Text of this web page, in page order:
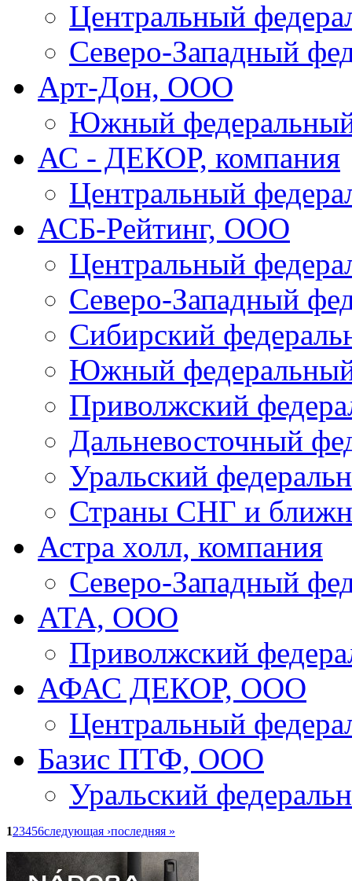
Центральный
Северо-Западный
Арт-Дон, ООО
Южный
АС - ДЕКОР, компания
Центральный
АСБ-Рейтинг, ООО
Центральный
Северо-Западный
Сибирский
Южный
Приволжский
Дальневосточный
Уральский
Страны СНГ и
Астра холл, компания
Северо-Западный
АТА, ООО
Приволжский
АФАС ДЕКОР, ООО
Центральный
Базис ПТФ, ООО
Уральский
123456следующая ›последняя »